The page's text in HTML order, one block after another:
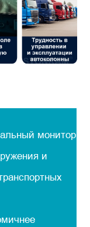
монитор
и